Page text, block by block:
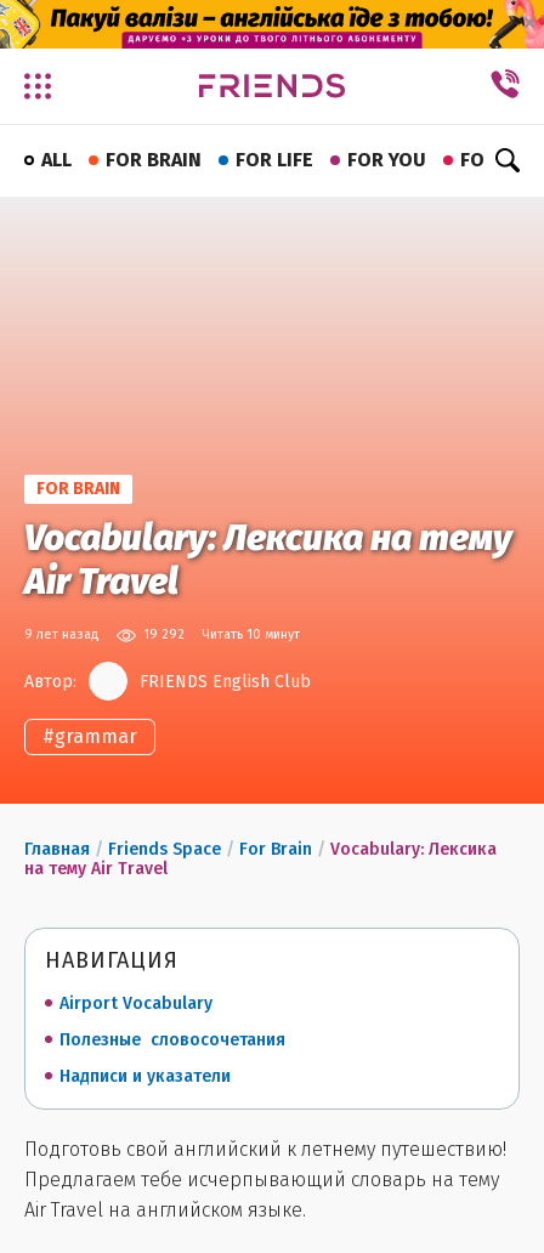
✕
ALL FOR BRAIN FOR LIFE FOR YOU FOR FUN
FOR BRAIN
Vocabulary: Лексика на тему
Air Travel
9 лет назад 19 292 Читать 10 минут
Автор: FRIENDS English Club
#grammar
Главная / Friends Space / For Brain / Vocabulary: Лексика
на тему Air Travel
НАВИГАЦИЯ
Airport Vocabulary
Полезные словосочетания
Надписи и указатели
Подготовь свой английский к летнему путешествию!
Предлагаем тебе исчерпывающий словарь на тему
Air Travel на английском языке.